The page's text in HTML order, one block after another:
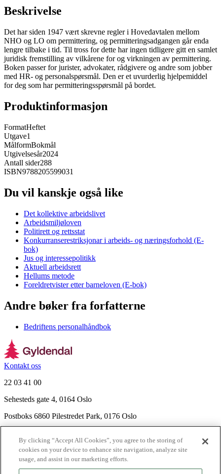
Beskrivelse
Det har siden 1947 vært skrevne regler i Hovedavtalen mellom
NHO og LO om permittering, og permitteringsadgangen går enda
lengre tilbake i tid. Til tross for dette har ingen tidligere gitt en samlet
juridisk fremstilling av vilkårene for og virkningen av permittering.
Boken passer for jurister, advokater, rådgivere og andre som jobber
med HR- og personalspørsmål. Den er et uvurderlig hjelpemiddel
for deg som har permitteringsspørsmål på bordet.
Produktinformasjon
FormatHeftet
Utgave1
MålformBokmål
Utgivelsesår2024
Antall sider288
ISBN9788205599031
Du vil kanskje også like
Det kollektive arbeidslivet
Arbeidsmiljøloven
Politirett og rettsstat
Konkurranserestriksjonar i arbeids- og næringsforhold (E-
bok)
Jus og interessepolitikk
Aktuell arbeidsrett
Hellums metode
Foreldretvister etter barneloven (E-bok)
Andre bøker fra forfatterne
Bedriftens personalhåndbok
Kontakt oss
22 03 41 00
Sehesteds gate 4, 0164 Oslo
Postboks 6860 Pilestredet Park, 0176 Oslo
Nyhetsbrev
Ledige stillinger
Send inn manus
By clicking “Accept All Cookies”, you agree to the storing of
cookies on your device to enhance site navigation, analyze site
usage, and assist in our marketing efforts.